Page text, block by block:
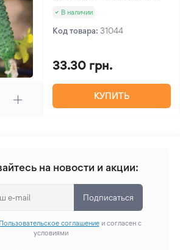
В наличии
Код товара: 31044
33.30 грн.
КУПИТЬ
на новости и акции:
Подписаться
Пользовательское соглашениеи согласен с
условиями